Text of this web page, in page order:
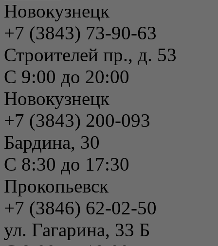
Новокузнецк
+7 (3843) 73-90-63
Строителей пр., д. 53
С 9:00 до 20:00
Новокузнецк
+7 (3843) 200-093
Бардина, 30
С 8:30 до 17:30
Прокопьевск
+7 (3846) 62-02-50
ул. Гагарина, 33 Б